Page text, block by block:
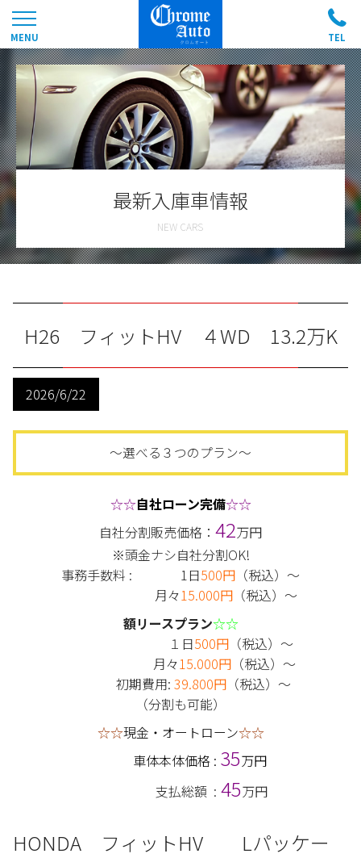
最新入庫車情報
H26 フィットHV ４WD 13.2万K
2026/6/22
～選べる３つのプラン～
☆☆自社ローン完備☆☆
自社分割販売価格： 42万円
※頭金ナシ自社分割OK!
事務手数料 : 1日500円 （税込）～
月々15.000円（税込）～
額リースプラン☆☆
１日500円（税込）～
月々15.000円（税込）～
初期費用: 39.800円（税込）～
（分割も可能）
☆☆現金・オートローン☆☆
車体本体価格 : 35万円
支払総額 : 45万円
HONDA フィットHV Lパッケー